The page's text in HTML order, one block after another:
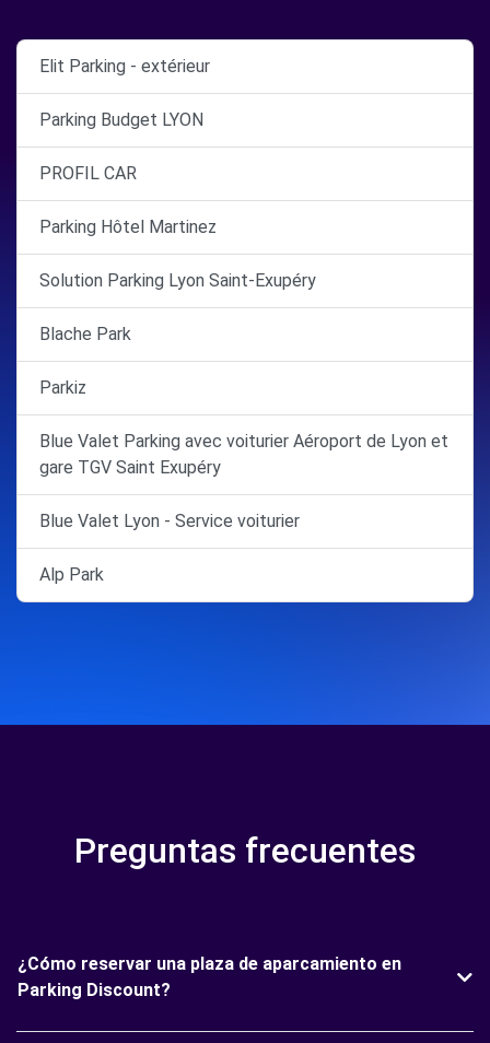
Elit Parking - extérieur
Parking Budget LYON
PROFIL CAR
Parking Hôtel Martinez
Solution Parking Lyon Saint-Exupéry
Blache Park
Parkiz
Blue Valet Parking avec voiturier Aéroport de Lyon et
gare TGV Saint Exupéry
Blue Valet Lyon - Service voiturier
Alp Park
Preguntas frecuentes
¿Cómo reservar una plaza de aparcamiento en
Parking Discount?